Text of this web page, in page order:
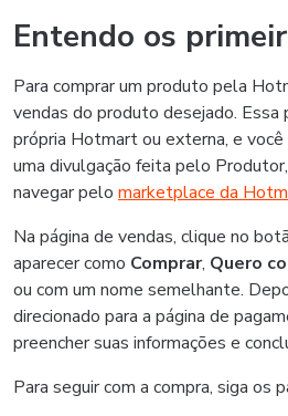
Entendo os
Para comprar um produto pela
vendas do produto desejado. Essa
própria Hotmart ou externa, e
uma divulgação feita pelo
navegar pelo marketplace da
Na página de vendas, clique no
aparecer como Comprar, Quero
ou com um nome semelhante.
direcionado para a página de
preencher suas informações e
Para seguir com a compra, siga os